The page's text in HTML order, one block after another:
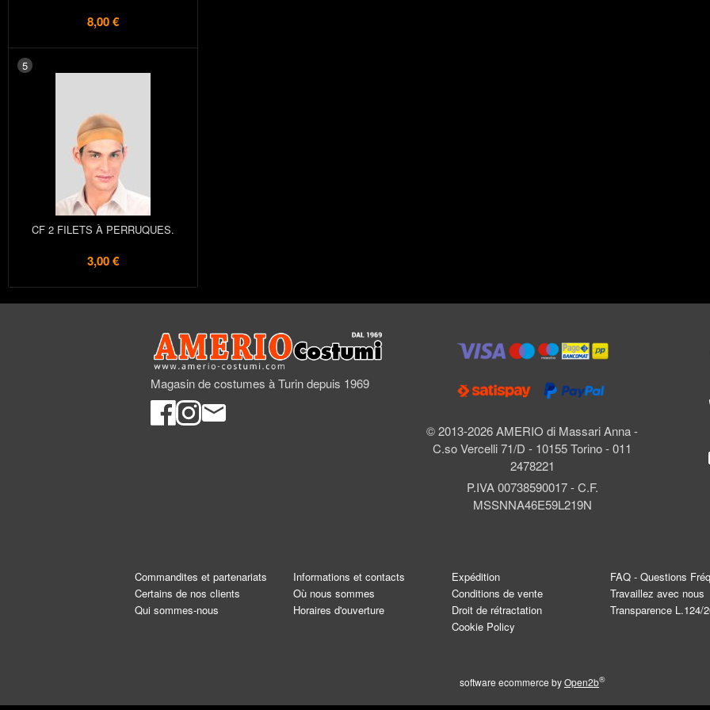
8,00 €
5
CF 2 FILETS À PERRUQUES.
3,00 €
Magasin de costumes à Turin depuis 1969
© 2013-2026 AMERIO di Massari Anna -
C.so Vercelli 71/D - 10155 Torino - 011
2478221
P.IVA 00738590017 - C.F.
MSSNNA46E59L219N
Commandites et partenariats
Certains de nos clients
Qui sommes-nous
Informations et contacts
Où nous sommes
Horaires d'ouverture
Expédition
Conditions de vente
Droit de rétractation
Cookie Policy
FAQ - Questions
Travaillez avec nous
Transparence L.124/
software ecommerce byOpen2b®